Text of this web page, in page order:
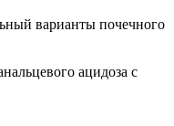
варианты почечного
ацидоза с